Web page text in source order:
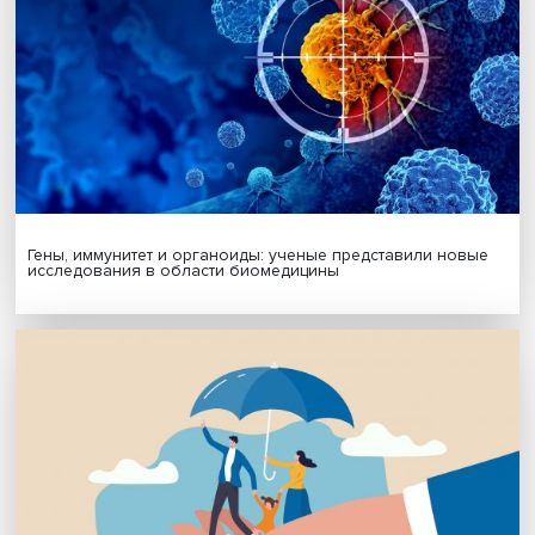
Подписаться
Я согласен на обработку
персональных данных